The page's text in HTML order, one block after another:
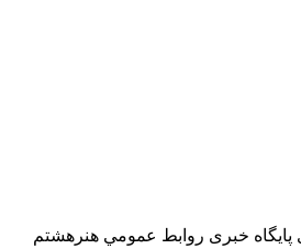
پایگاه خبری روابط عمومي هنرهشتم